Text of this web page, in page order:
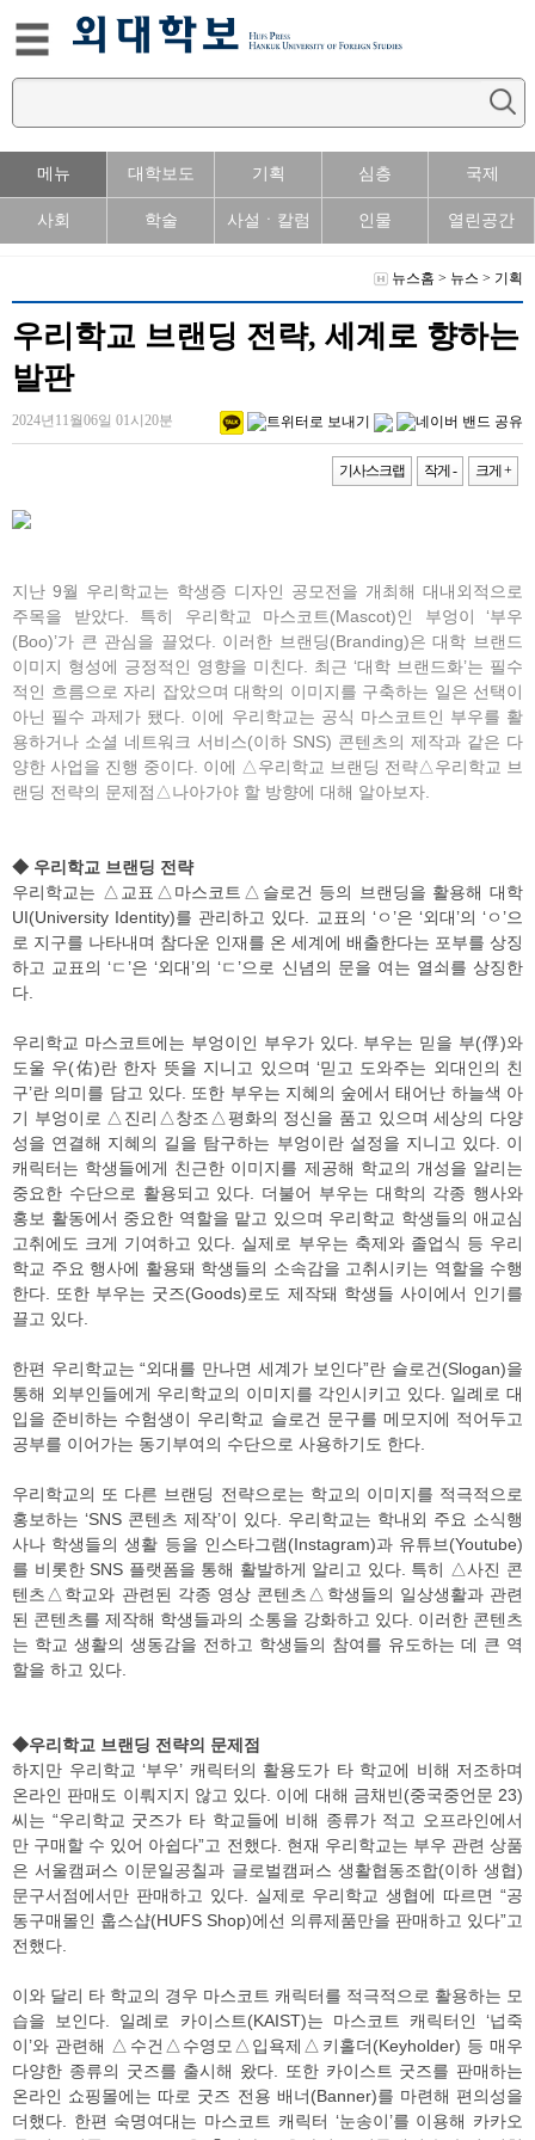
메뉴 대학보도 기획 심층 국제
사회 학술 사설ㆍ칼럼 인물 열린공간
뉴스홈 > 뉴스 > 기획
우리학교 브랜딩 전략, 세계로 향하는
발판
2024년11월06일 01시20분
기사스크랩 작게 - 크게 +
지난 9월 우리학교는 학생증 디자인 공모전을 개최해 대내외적으로
주목을 받았다. 특히 우리학교 마스코트(Mascot)인 부엉이 ‘부우
(Boo)’가 큰 관심을 끌었다. 이러한 브랜딩(Branding)은 대학 브랜드
이미지 형성에 긍정적인 영향을 미친다. 최근 ‘대학 브랜드화’는 필수
적인 흐름으로 자리 잡았으며 대학의 이미지를 구축하는 일은 선택이
아닌 필수 과제가 됐다. 이에 우리학교는 공식 마스코트인 부우를 활
용하거나 소셜 네트워크 서비스(이하 SNS) 콘텐츠의 제작과 같은 다
양한 사업을 진행 중이다. 이에 △우리학교 브랜딩 전략△우리학교 브
랜딩 전략의 문제점△나아가야 할 방향에 대해 알아보자.
◆ 우리학교 브랜딩 전략
우리학교는 △교표△마스코트△슬로건 등의 브랜딩을 활용해 대학
UI(University Identity)를 관리하고 있다. 교표의 ‘ㅇ’은 ‘외대’의 ‘ㅇ’으
로 지구를 나타내며 참다운 인재를 온 세계에 배출한다는 포부를 상징
하고 교표의 ‘ㄷ’은 ‘외대’의 ‘ㄷ’으로 신념의 문을 여는 열쇠를 상징한
다.
우리학교 마스코트에는 부엉이인 부우가 있다. 부우는 믿을 부(俘)와
도울 우(佑)란 한자 뜻을 지니고 있으며 ‘믿고 도와주는 외대인의 친
구’란 의미를 담고 있다. 또한 부우는 지혜의 숲에서 태어난 하늘색 아
기 부엉이로 △진리△창조△평화의 정신을 품고 있으며 세상의 다양
성을 연결해 지혜의 길을 탐구하는 부엉이란 설정을 지니고 있다. 이
캐릭터는 학생들에게 친근한 이미지를 제공해 학교의 개성을 알리는
중요한 수단으로 활용되고 있다. 더불어 부우는 대학의 각종 행사와
홍보 활동에서 중요한 역할을 맡고 있으며 우리학교 학생들의 애교심
고취에도 크게 기여하고 있다. 실제로 부우는 축제와 졸업식 등 우리
학교 주요 행사에 활용돼 학생들의 소속감을 고취시키는 역할을 수행
한다. 또한 부우는 굿즈(Goods)로도 제작돼 학생들 사이에서 인기를
끌고 있다.
한편 우리학교는 “외대를 만나면 세계가 보인다”란 슬로건(Slogan)을
통해 외부인들에게 우리학교의 이미지를 각인시키고 있다. 일례로 대
입을 준비하는 수험생이 우리학교 슬로건 문구를 메모지에 적어두고
공부를 이어가는 동기부여의 수단으로 사용하기도 한다.
우리학교의 또 다른 브랜딩 전략으로는 학교의 이미지를 적극적으로
홍보하는 ‘SNS 콘텐츠 제작’이 있다. 우리학교는 학내외 주요 소식행
사나 학생들의 생활 등을 인스타그램(Instagram)과 유튜브(Youtube)
를 비롯한 SNS 플랫폼을 통해 활발하게 알리고 있다. 특히 △사진 콘
텐츠△학교와 관련된 각종 영상 콘텐츠△학생들의 일상생활과 관련
된 콘텐츠를 제작해 학생들과의 소통을 강화하고 있다. 이러한 콘텐츠
는 학교 생활의 생동감을 전하고 학생들의 참여를 유도하는 데 큰 역
할을 하고 있다.
◆우리학교 브랜딩 전략의 문제점
하지만 우리학교 ‘부우’ 캐릭터의 활용도가 타 학교에 비해 저조하며
온라인 판매도 이뤄지지 않고 있다. 이에 대해 금채빈(중국중언문 23)
씨는 “우리학교 굿즈가 타 학교들에 비해 종류가 적고 오프라인에서
만 구매할 수 있어 아쉽다”고 전했다. 현재 우리학교는 부우 관련 상품
은 서울캠퍼스 이문일공칠과 글로벌캠퍼스 생활협동조합(이하 생협)
문구서점에서만 판매하고 있다. 실제로 우리학교 생협에 따르면 “공
동구매몰인 훕스샵(HUFS Shop)에선 의류제품만을 판매하고 있다”고
전했다.
이와 달리 타 학교의 경우 마스코트 캐릭터를 적극적으로 활용하는 모
습을 보인다. 일례로 카이스트(KAIST)는 마스코트 캐릭터인 ‘넙죽
이’와 관련해 △수건△수영모△입욕제△키홀더(Keyholder) 등 매우
다양한 종류의 굿즈를 출시해 왔다. 또한 카이스트 굿즈를 판매하는
온라인 쇼핑몰에는 따로 굿즈 전용 배너(Banner)를 마련해 편의성을
더했다. 한편 숙명여대는 마스코트 캐릭터 ‘눈송이’를 이용해 카카오